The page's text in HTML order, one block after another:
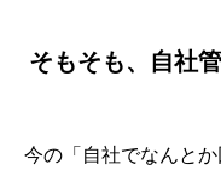
そもそも、自社
今の「自社でなんと